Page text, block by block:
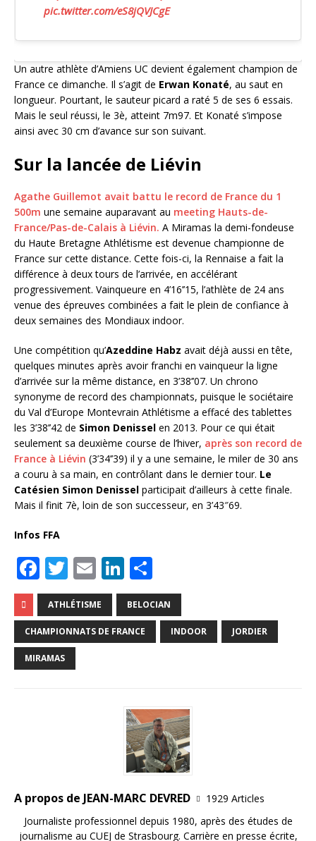
pic.twitter.com/eS8jQVJCgE
Un autre athlète d’Amiens UC devient également champion de
France ce dimanche. Il s’agit de Erwan Konaté, au saut en
longueur. Pourtant, le sauteur picard a raté 5 de ses 6 essais.
Mais le seul réussi, le 3è, atteint 7m97. Et Konaté s’impose
ainsi avec 30 cm d’avance sur son suivant.
Sur la lancée de Liévin
Agathe Guillemot avait battu le record de France du 1
500m une semaine auparavant au meeting Hauts-de-
France/Pas-de-Calais à Liévin. A Miramas la demi-fondeuse
du Haute Bretagne Athlétisme est devenue championne de
France sur cette distance. Cette fois-ci, la Rennaise a fait la
différence à deux tours de l’arrivée, en accélérant
progressivement. Vainqueure en 4’16’’15, l’athlète de 24 ans
venue des épreuves combinées a fait le plein de confiance à
deux semaines des Mondiaux indoor.
Une compétition qu’Azeddine Habz avait déjà aussi en tête,
quelques minutes après avoir franchi en vainqueur la ligne
d’arrivée sur la même distance, en 3’38’’07. Un chrono
synonyme de record des championnats, puisque le sociétaire
du Val d’Europe Montevrain Athlétisme a effacé des tablettes
les 3’38’’42 de Simon Denissel en 2013. Pour ce qui était
seulement sa deuxième course de l’hiver, après son record de
France à Liévin (3’34’’39) il y a une semaine, le miler de 30 ans
a couru à sa main, en contrôlant dans le dernier tour. Le
Catésien Simon Denissel participait d’ailleurs à cette finale.
Mais il finit 7è, loin de son successeur, en 3’43″69.
Infos FFA
F
a
c
e
b
T
w
it
te
E
m
ai
l
Li
n
k
e
ar
ta
g
ATHLÉTISME BELOCIAN
CHAMPIONNATS DE FRANCE INDOOR JORDIER
MIRAMAS
A propos de JEAN-MARC DEVRED
1929 Articles
Journaliste professionnel depuis 1980, après des études de
journalisme au CUEJ de Strasbourg. Carrière en presse écrite,